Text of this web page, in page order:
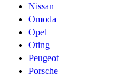
Nissan
Omoda
Opel
Oting
Peugeot
Porsche